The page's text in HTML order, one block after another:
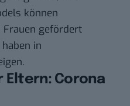
können
Frauen gefördert
in
Corona